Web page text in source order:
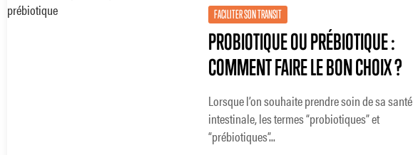
FACILITER SON TRANSIT
PROBIOTIQUE OU PRÉBIOTIQUE :
COMMENT FAIRE LE BON CHOIX ?
Lorsque l’on souhaite prendre soin de sa santé
intestinale, les termes “probiotiques” et
“prébiotiques”...